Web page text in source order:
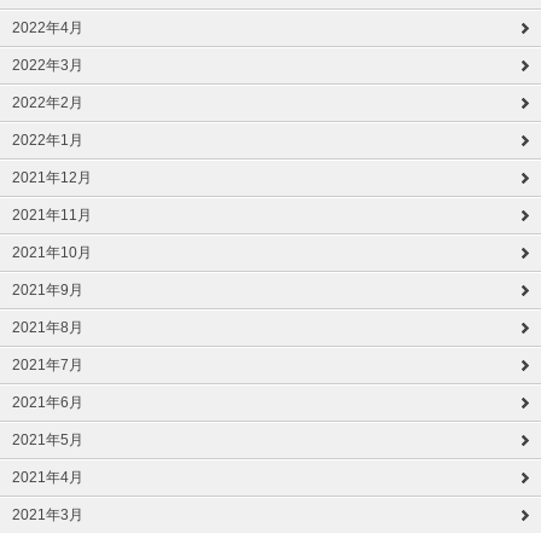
2022年4月
2022年3月
2022年2月
2022年1月
2021年12月
2021年11月
2021年10月
2021年9月
2021年8月
2021年7月
2021年6月
2021年5月
2021年4月
2021年3月